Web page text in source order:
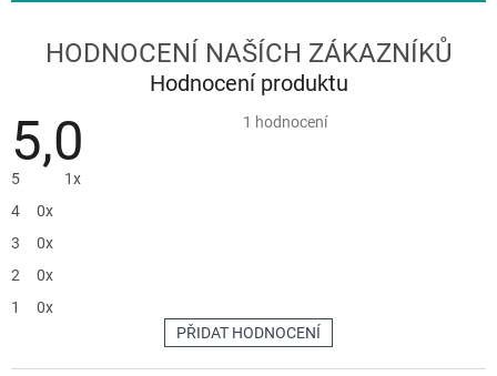
Hodnocení produktu
5,0
Průměrné
1 hodnocení
5
1x
4
0x
3
0x
2
0x
1
0x
PŘIDAT HODNOCENÍ